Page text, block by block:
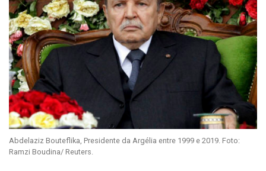
Abdelaziz Bouteflika, Presidente da Argélia entre 1999 e 2019. Foto:
Ramzi Boudina/ Reuters.